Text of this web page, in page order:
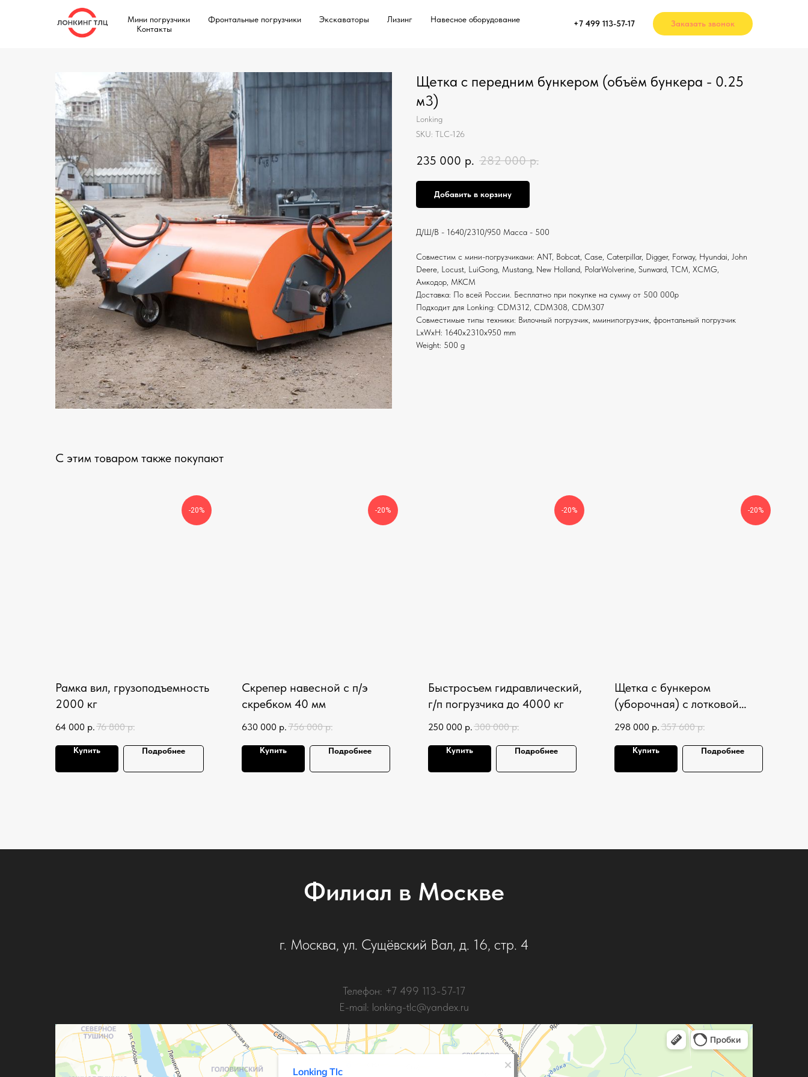
Мини погрузчики Фронтальные погрузчики Экскаваторы Лизинг
Навесное оборудование
Контакты
+7 499 113-57-17 Заказать звонок
Щетка с передним бункером (объём бункера - 0.25
м3)
Lonking
SKU: TLC-126
235 000 р. 282 000 р.
Добавить в корзину
Д/Ш/В - 1640/2310/950 Масса - 500
Совместим с мини-погрузчиками: ANT, Bobcat, Case, Caterpillar, Digger, Forway, Hyundai, John
Deere, Locust, LuiGong, Mustang, New Holland, PolarWolverine, Sunward, ТСМ, XCMG,
Амкодор, МКСМ
Доставка: По всей России. Бесплатно при покупке на сумму от 500 000р
Подходит для Lonking: CDM312, CDM308, CDM307
Совместимые типы техники: Вилочный погрузчик, мминипогрузчик, фронтальный погрузчик
LxWxH: 1640x2310x950 mm
Weight: 500 g
С этим товаром также покупают
-20%
Рамка вил, грузоподъемность
2000 кг
64 000 р. 76 800 р.
Купить Подробнее
-20%
Скрепер навесной с п/э
скребком 40 мм
630 000 р. 756 000 р.
Купить Подробнее
-20%
Быстросъем гидравлический,
г/п погрузчика до 4000 кг
250 000 р. 300 000 р.
Купить Подробнее
-20%
Щетка с бункером
(уборочная) с лотковой
щеткой и системой полива
298 000 р. 357 600 р.
Купить Подробнее
Филиал в Москве
г. Москва, ул. Сущёвский Вал, д. 16, стр. 4
Телефон: +7 499 113-57-17
E-mail: lonking-tlc@yandex.ru